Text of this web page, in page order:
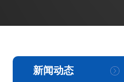
新闻动态